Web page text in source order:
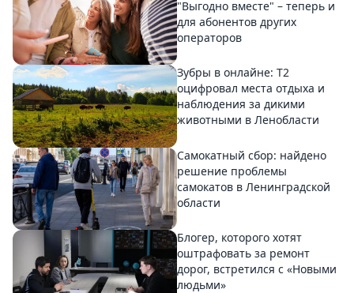
"Выгодно вместе" – теперь и
для абонентов других
операторов
Зубры в онлайне: Т2
оцифровал места отдыха и
наблюдения за дикими
животными в Ленобласти
Самокатный сбор: найдено
решение проблемы
самокатов в Ленинградской
области
Блогер, которого хотят
оштрафовать за ремонт
дорог, встретился с «Новыми
людьми»